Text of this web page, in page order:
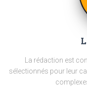
La rédaction est
sélectionnés pour leur